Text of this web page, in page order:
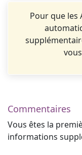
Pour que les
Commentaires
Vous êtes la
informations